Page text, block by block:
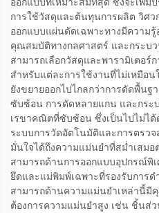
การใช้วัสดุและต้นทุนการผลิต วิศ
ออกแบบแผ่นดัดเฉพาะทางมีความรู้
คุณสมบัติทางกลศาสตร์ และกระบ
สามารถเลือกวัสดุและพารามิเตอร์
สำหรับแต่ละการใช้งานที่ไม่เหมือ
ยังขยายออกไปไกลกว่าการดัดพื้น
ซับซ้อน การดัดหลายแกน และกระ
เรขาคณิตที่ซับซ้อน ซึ่งเป็นไปไม่ได้
ระบบการวัดอัตโนมัติและการตรว
มั่นใจได้ถึงความแม่นยำที่สม่ำเสม
สามารถด้านการออกแบบอุปกรณ์พิ
ยึดและแม่พิมพ์เฉพาะที่รองรับการ
สามารถด้านความแม่นยำเหล่านี้มี
ต้องการความแม่นยำสูง เช่น ชิ้นส่